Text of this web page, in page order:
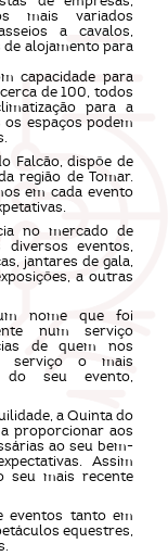
mais variados
a cavalos,
alojamento para
capacidade para
de 100, todos
para a
os espaços podem
Falcão, dispõe de
região de Tomar.
em cada evento
no mercado de
diversos eventos,
jantares de gala,
a outras
nome que foi
num serviço
de quem nos
serviço o mais
do seu evento,
a Quinta do
proporcionar aos
ao seu bem-
Assim
seu mais recente
eventos tanto em
equestres,